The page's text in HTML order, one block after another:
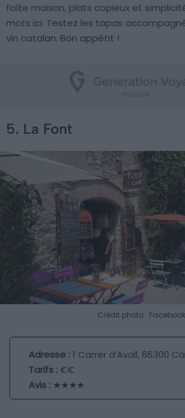
faîte maison, plats copieux et
mots ici. Testez les tapas
vin catalan. Bon appétit !
5. La Font
Crédit photo :
Adresse :1 Carrer d’Avall, 66300
Tarifs :€€
Avis : ★★★★